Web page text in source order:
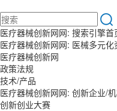
医疗器械创新网网: 搜索引擎首
医疗器械创新网网: 医械多元
医疗器械创新网
政策法规
技术/产品
医疗器械创新网网: 创新企业/
创新创业大赛